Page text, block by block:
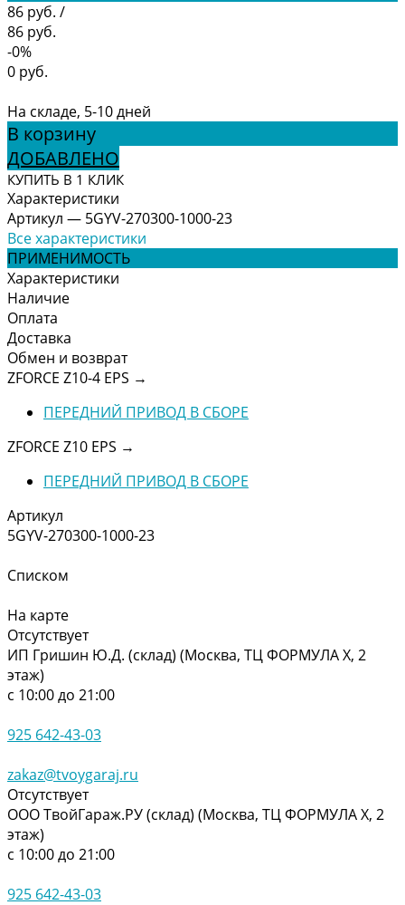
86 руб. /
86 руб.
-0%
0 руб.
На складе, 5-10 дней
В корзину
ДОБАВЛЕНО
КУПИТЬ В 1 КЛИК
Характеристики
Артикул — 5GYV-270300-1000-23
Все характеристики
ПРИМЕНИМОСТЬ
Характеристики
Наличие
Оплата
Доставка
Обмен и возврат
ZFORCE Z10-4 EPS →
ПЕРЕДНИЙ ПРИВОД В СБОРЕ
ZFORCE Z10 EPS →
ПЕРЕДНИЙ ПРИВОД В СБОРЕ
Артикул
5GYV-270300-1000-23
Списком
На карте
Отсутствует
ИП Гришин Ю.Д. (склад) (Москва, ТЦ ФОРМУЛА Х, 2
этаж)
с 10:00 до 21:00
925 642-43-03
zakaz@tvoygaraj.ru
Отсутствует
ООО ТвойГараж.РУ (склад) (Москва, ТЦ ФОРМУЛА Х, 2
этаж)
с 10:00 до 21:00
925 642-43-03